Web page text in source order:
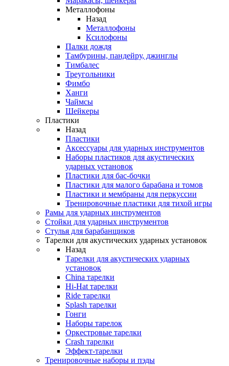
Металлофоны
Назад
Металлофоны
Ксилофоны
Палки дождя
Тамбурины, пандейру, джинглы
Тимбалес
Треугольники
Фимбо
Ханги
Чаймсы
Шейкеры
Пластики
Назад
Пластики
Аксессуары для ударных инструментов
Наборы пластиков для акустических
ударных установок
Пластики для бас-бочки
Пластики для малого барабана и томов
Пластики и мембраны для перкуссии
Тренировочные пластики для тихой игры
Рамы для ударных инструментов
Стойки для ударных инструментов
Стулья для барабанщиков
Тарелки для акустических ударных установок
Назад
Тарелки для акустических ударных
установок
China тарелки
Hi-Hat тарелки
Ride тарелки
Splash тарелки
Гонги
Наборы тарелок
Оркестровые тарелки
Сrash тарелки
Эффект-тарелки
Тренировочные наборы и пэды